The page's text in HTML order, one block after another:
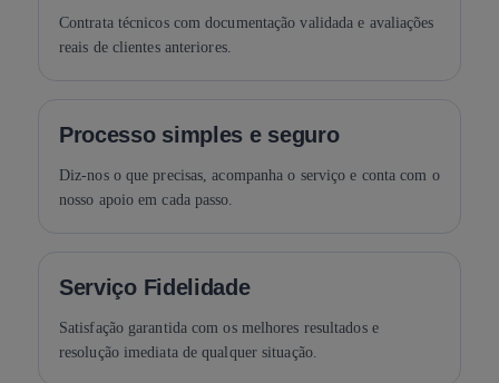
Contrata técnicos com documentação validada e avaliações
reais de clientes anteriores.
Processo simples e seguro
Diz-nos o que precisas, acompanha o serviço e conta com o
nosso apoio em cada passo.
Serviço Fidelidade
Satisfação garantida com os melhores resultados e
resolução imediata de qualquer situação.